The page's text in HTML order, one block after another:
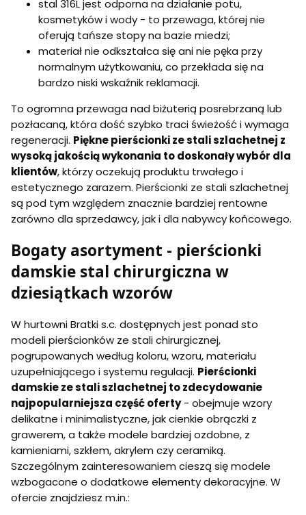
stal 316L jest odporna na działanie potu,
kosmetyków i wody - to przewaga, której nie
oferują tańsze stopy na bazie miedzi;
materiał nie odkształca się ani nie pęka przy
normalnym użytkowaniu, co przekłada się na
bardzo niski wskaźnik reklamacji.
To ogromna przewaga nad biżuterią posrebrzaną lub
pozłacaną, która dość szybko traci świeżość i wymaga
regeneracji. Piękne pierścionki ze stali szlachetnej z
wysoką jakością wykonania to doskonały wybór dla
klientów, którzy oczekują produktu trwałego i
estetycznego zarazem. Pierścionki ze stali szlachetnej
są pod tym względem znacznie bardziej rentowne
zarówno dla sprzedawcy, jak i dla nabywcy końcowego.
Bogaty asortyment - pierścionki
damskie stal chirurgiczna w
dziesiątkach wzorów
W hurtowni Bratki s.c. dostępnych jest ponad sto
modeli pierścionków ze stali chirurgicznej,
pogrupowanych według koloru, wzoru, materiału
uzupełniającego i systemu regulacji. Pierścionki
damskie ze stali szlachetnej to zdecydowanie
najpopularniejsza część oferty- obejmuje wzory
delikatne i minimalistyczne, jak cienkie obrączki z
grawerem, a także modele bardziej ozdobne, z
kamieniami, szkłem, akrylem czy ceramiką.
Szczególnym zainteresowaniem cieszą się modele
wzbogacone o dodatkowe elementy dekoracyjne. W
ofercie znajdziesz m.in.: